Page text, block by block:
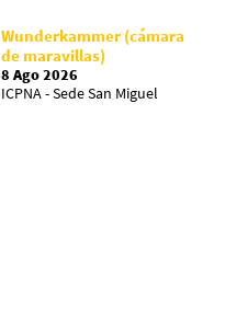
Wunderkammer (cámara
de maravillas)
8 Ago 2026
ICPNA - Sede San Miguel